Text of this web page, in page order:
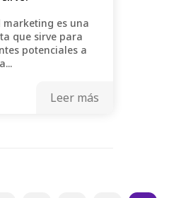
marketing es una
que sirve para
potenciales a
Leer más